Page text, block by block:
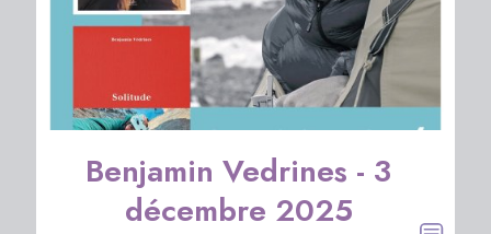
Benjamin Vedrines - 3
décembre 2025